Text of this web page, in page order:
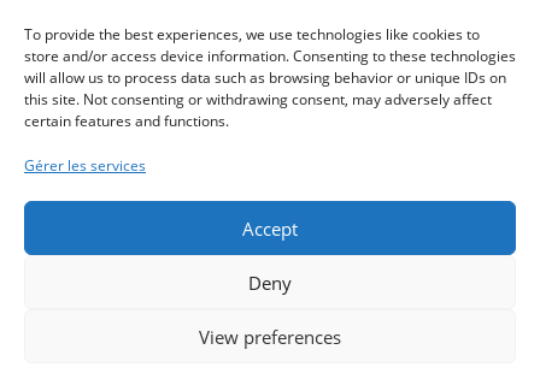
To provide the best experiences, we use technologies like cookies to
store and/or access device information. Consenting to these technologies
will allow us to process data such as browsing behavior or unique IDs on
this site. Not consenting or withdrawing consent, may adversely affect
certain features and functions.
Gérer les services
Accept
Deny
View preferences
Languages
Français
Deutsch
Affiliate Review WordPress Theme
can now buy us some coffee